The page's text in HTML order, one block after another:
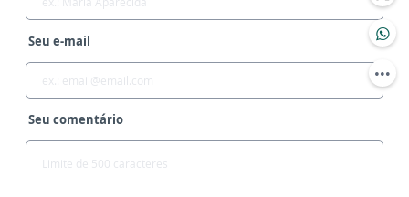
Seu e-mail
Seu comentário